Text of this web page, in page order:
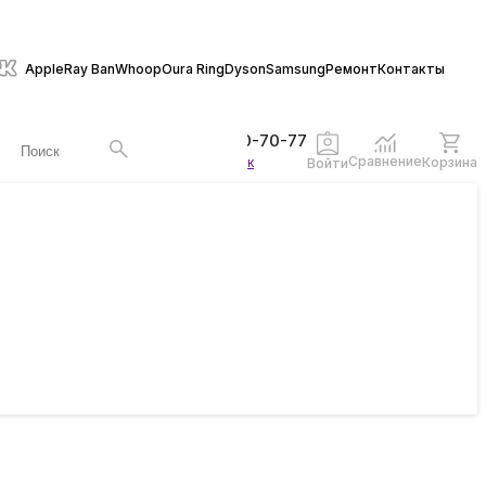
AppleRay BanWhoopOura RingDysonSamsungРемонтКонтакты
+7 (846) 970-70-77
Заказать звонок ВойтиСравнениеКорзина